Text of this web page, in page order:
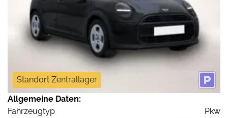
Standort Zentrallager
Allgemeine Daten:
Fahrzeugtyp
Pkw